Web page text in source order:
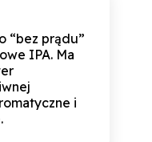
“bez prądu”
IPA. Ma
i